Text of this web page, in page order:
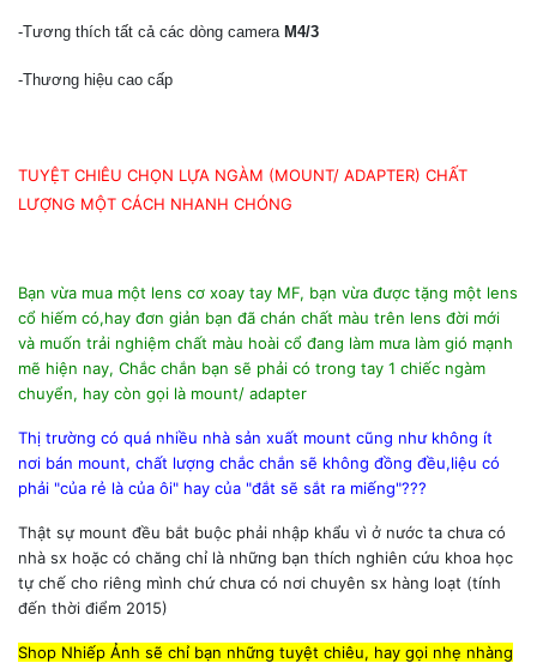
-Tương thích tất cả các dòng camera M4/3
-Thương hiệu cao cấp
TUYỆT CHIÊU CHỌN LỰA NGÀM (MOUNT/ ADAPTER) CHẤT
LƯỢNG MỘT CÁCH NHANH CHÓNG
Bạn vừa mua một lens cơ xoay tay MF, bạn vừa được tặng một lens
cổ hiếm có,hay đơn giản bạn đã chán chất màu trên lens đời mới
và muốn trải nghiệm chất màu hoài cổ đang làm mưa làm gió mạnh
mẽ hiện nay, Chắc chắn bạn sẽ phải có trong tay 1 chiếc ngàm
chuyển, hay còn gọi là mount/ adapter
Thị trường có quá nhiều nhà sản xuất mount cũng như không ít
nơi bán mount, chất lượng chắc chắn sẽ không đồng đều,liệu có
phải "của rẻ là của ôi" hay của "đắt sẽ sắt ra miếng"???
Thật sự mount đều bắt buộc phải nhập khẩu vì ở nước ta chưa có
nhà sx hoặc có chăng chỉ là những bạn thích nghiên cứu khoa học
tự chế cho riêng mình chứ chưa có nơi chuyên sx hàng loạt (tính
đến thời điểm 2015)
Shop Nhiếp Ảnh sẽ chỉ bạn những tuyệt chiêu, hay gọi nhẹ nhàng